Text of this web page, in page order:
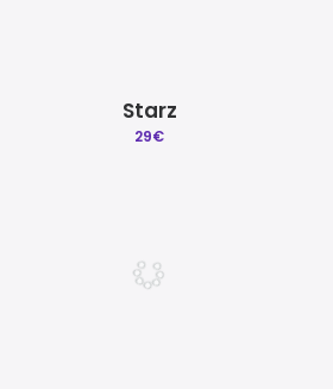
Starz
29€